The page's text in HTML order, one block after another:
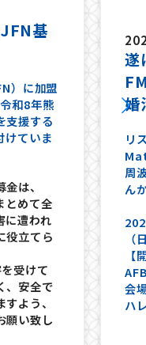
基
）に加盟
和8年熊
支援する
けていま
は、
とめて全
に遭われ
役立てら
受けて
、安全で
よう、
願い致し
遂
婚
リ
周
ん
（
【
会
ハ